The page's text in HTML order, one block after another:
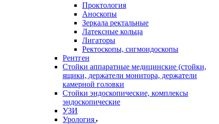
Проктология
Аноскопы
Зеркала ректальные
Латексные кольца
Лигаторы
Ректоскопы, сигмоидоскопы
Рентген
Стойки аппаратные медицинские (стойки,
ящики, держатели монитора, держатели
камерной головки
Стойки эндоскопические, комплексы
эндоскопические
УЗИ
Урология